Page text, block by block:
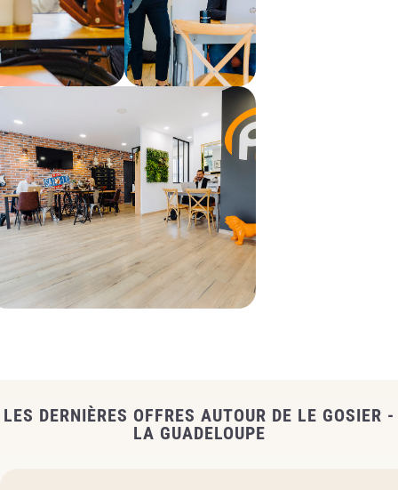
LES DERNIÈRES OFFRES AUTOUR DE LE GOSIER -
LA GUADELOUPE